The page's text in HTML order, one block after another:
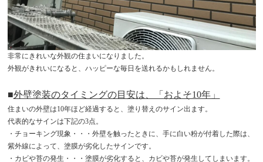
非常にきれいな外観の住まいになりました。
外観がきれいになると、ハッピーな毎日を送れるかもしれません。
■外壁塗装のタイミングの目安は、「およそ10年」
住まいの外壁は10年ほど経過すると、塗り替えのサイン出ます。
代表的なサインは下記の3点。
・チョーキング現象・・・外壁を触ったときに、手に白い粉が付着した際は、
紫外線によって、塗膜が劣化したサインです。
・カビや苔の発生・・・塗膜が劣化すると、カビや苔が発生してしまいます。